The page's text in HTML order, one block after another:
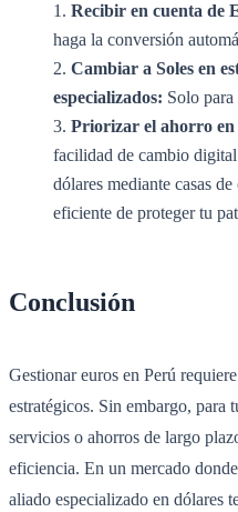
Recibir en cuenta de
haga la conversión
Cambiar a Soles en
especializados: Solo para
Priorizar el ahorro en
facilidad de cambio
dólares mediante casas
eficiente de proteger tu
Conclusión
Gestionar euros en Perú
estratégicos. Sin embargo, para
servicios o ahorros de largo
eficiencia. En un mercado
aliado especializado en dólares